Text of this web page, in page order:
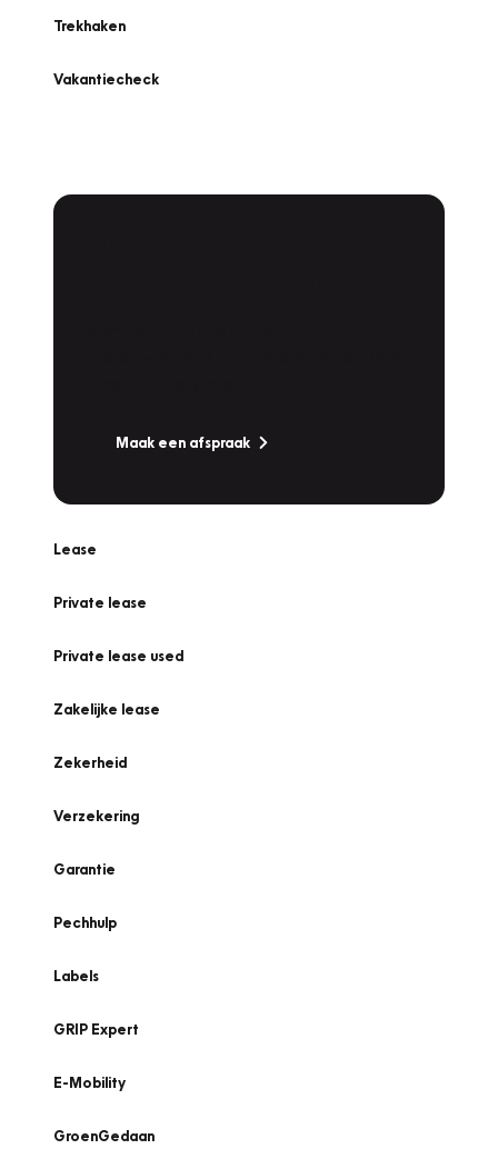
Trekhaken
Vakantiecheck
Maak een afspraak
Lease
Private lease
Private lease used
Zakelijke lease
Zekerheid
Verzekering
Garantie
Pechhulp
Labels
GRIP Expert
E-Mobility
GroenGedaan